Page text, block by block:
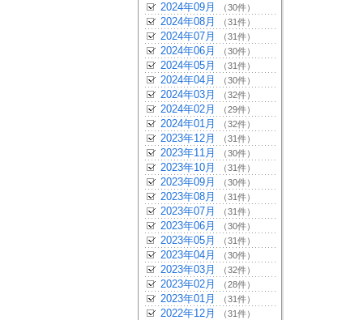
2024年09月 （30件）
2024年08月 （31件）
2024年07月 （31件）
2024年06月 （30件）
2024年05月 （31件）
2024年04月 （30件）
2024年03月 （32件）
2024年02月 （29件）
2024年01月 （32件）
2023年12月 （31件）
2023年11月 （30件）
2023年10月 （31件）
2023年09月 （30件）
2023年08月 （31件）
2023年07月 （31件）
2023年06月 （30件）
2023年05月 （31件）
2023年04月 （30件）
2023年03月 （32件）
2023年02月 （28件）
2023年01月 （31件）
2022年12月 （31件）